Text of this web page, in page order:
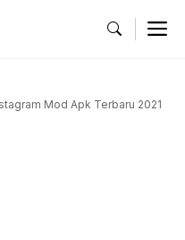
Mod Apk Terbaru 2021